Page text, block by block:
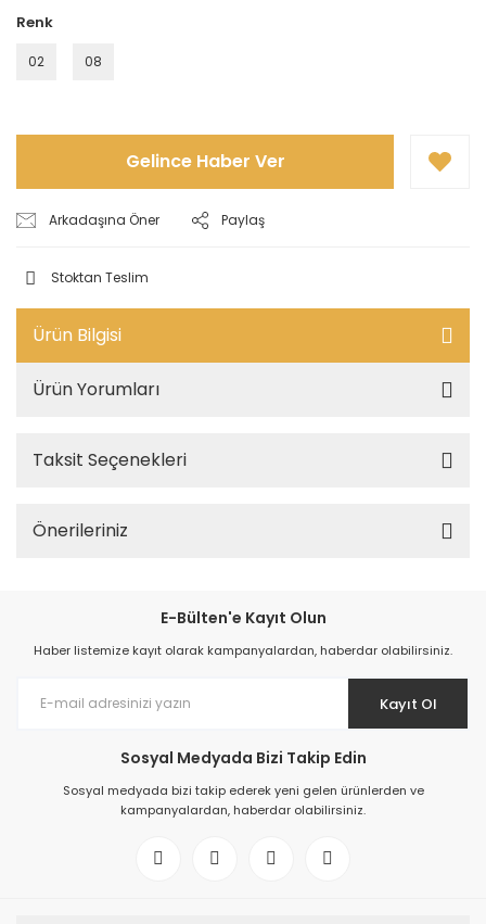
Renk
02 08
Gelince Haber Ver
Arkadaşına Öner Paylaş
Stoktan Teslim
Ürün Bilgisi
Ürün Yorumları
Taksit Seçenekleri
Önerileriniz
E-Bülten'e Kayıt Olun
Haber listemize kayıt olarak kampanyalardan, haberdar olabilirsiniz.
Kayıt Ol
Sosyal Medyada Bizi Takip Edin
Sosyal medyada bizi takip ederek yeni gelen ürünlerden ve
kampanyalardan, haberdar olabilirsiniz.